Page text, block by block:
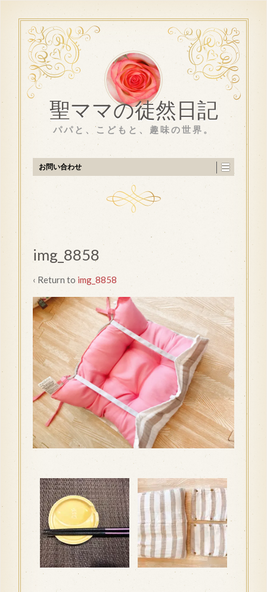
聖ママの徒然日記
パパと、こどもと、趣味の世界。
お問い合わせ
img_8858
‹ Return to img_8858